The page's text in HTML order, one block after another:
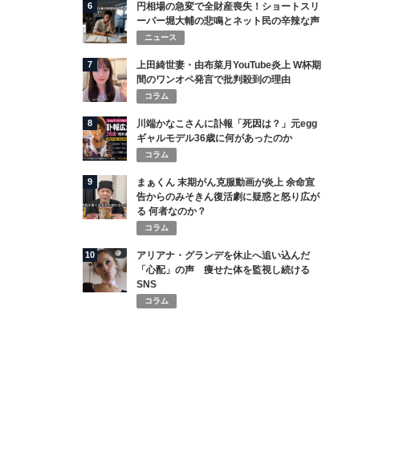
6
円相場の急変で全財産喪失！ショートスリ
ーパー堀大輔の悲鳴とネット民の辛辣な声
ニュース
7
上田綺世妻・由布菜月YouTube炎上 W杯期
間のワンオペ発言で批判殺到の理由
コラム
8
川端かなこさんに訃報「死因は？」元egg
ギャルモデル36歳に何があったのか
コラム
9
まぁくん 末期がん克服動画が炎上 余命宣
告からのみそきん復活劇に疑惑と怒り広が
る 何者なのか？
コラム
10
アリアナ・グランデを休止へ追い込んだ
「心配」の声 痩せた体を監視し続ける
SNS
コラム